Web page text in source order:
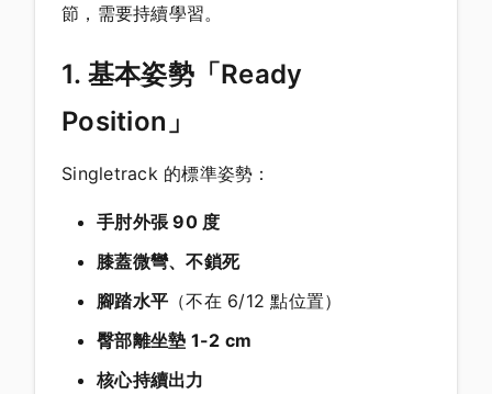
節，需要持續學習。
1. 基本姿勢「Ready
Position」
Singletrack 的標準姿勢：
手肘外張 90 度
膝蓋微彎、不鎖死
腳踏水平 （不在 6/12 點位置）
臀部離坐墊 1-2 cm
核心持續出力